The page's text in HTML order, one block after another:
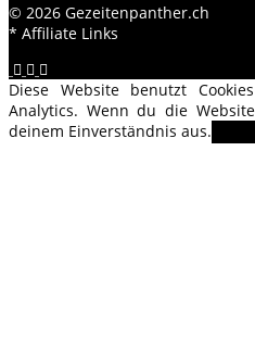
© 2026 Gezeitenpanther.ch
* Affiliate Links
Diese Website benutzt
Analytics. Wenn du die
deinem Einverständnis aus.